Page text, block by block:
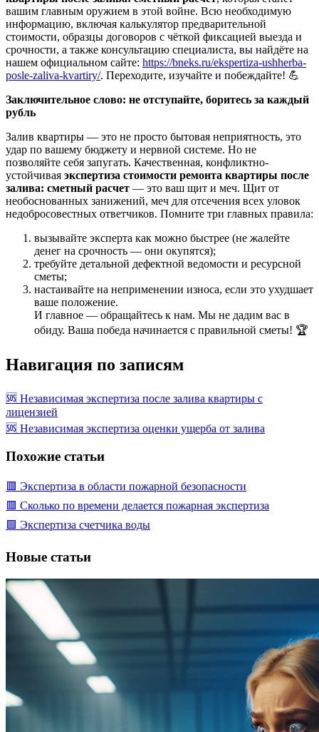
вашим главным оружием в этой войне. Всю необходимую
информацию, включая калькулятор предварительной
стоимости, образцы договоров с чёткой фиксацией выезда и
срочности, а также консультацию специалиста, вы найдёте на
нашем официальном сайте: https://bneks.ru/ekspertiza-ushherba-
posle-zaliva-kvartiry/. Переходите, изучайте и побеждайте! 💪
Заключительное слово: не отступайте, боритесь за каждый
рубль
Залив квартиры — это не просто бытовая неприятность, это
удар по вашему бюджету и нервной системе. Но не
позволяйте себя запугать. Качественная, конфликтно-
устойчивая экспертиза стоимости ремонта квартиры после
залива: сметный расчет — это ваш щит и меч. Щит от
необоснованных занижений, меч для отсечения всех уловок
недобросовестных ответчиков. Помните три главных правила:
вызывайте эксперта как можно быстрее (не жалейте
денег на срочность — они окупятся);
требуйте детальной дефектной ведомости и ресурсной
сметы;
настаивайте на неприменении износа, если это ухудшает
ваше положение.
И главное — обращайтесь к нам. Мы не дадим вас в
обиду. Ваша победа начинается с правильной сметы! 🏆
Навигация по записям
🆘 Независимая экспертиза после залива квартиры с
лицензией
🆘 Независимая экспертиза оценки ущерба от залива
Похожие статьи
🟥 Экспертиза в области пожарной безопасности
🟥 Сколько по времени делается пожарная экспертиза
🟩 Экспертиза счетчика воды
Новые статьи